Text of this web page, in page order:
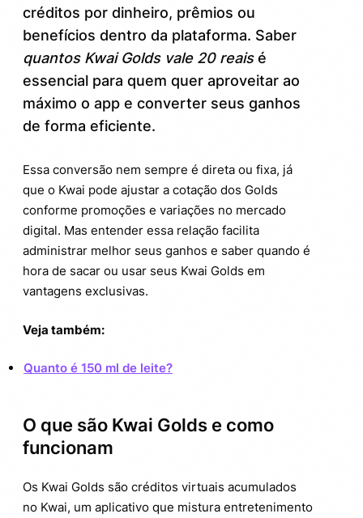
3.
Aproveite melhor seus Kwai Golds com
essas dicas
Comparando com outras moedas virtuais:
Kwai Golds x outras plataformas
5. Curiosidades rápidas sobre Kwai Golds
Como sacar seus Kwai Golds de forma
segura
créditos por dinheiro, prêmios ou
benefícios dentro da plataforma. Saber
quantos Kwai Golds vale 20 reaisé
essencial para quem quer aproveitar ao
máximo o app e converter seus ganhos
de forma eficiente.
Essa conversão nem sempre é direta ou fixa, já
que o Kwai pode ajustar a cotação dos Golds
conforme promoções e variações no mercado
digital. Mas entender essa relação facilita
administrar melhor seus ganhos e saber quando é
hora de sacar ou usar seus Kwai Golds em
vantagens exclusivas.
Veja também:
Quanto é 150 ml de leite?
O que são Kwai Golds e como
funcionam
Os Kwai Golds são créditos virtuais acumulados
no Kwai, um aplicativo que mistura entretenimento